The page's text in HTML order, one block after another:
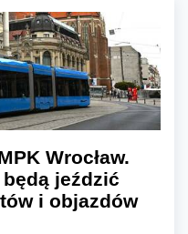
Wrocław.
jeździć
i objazdów